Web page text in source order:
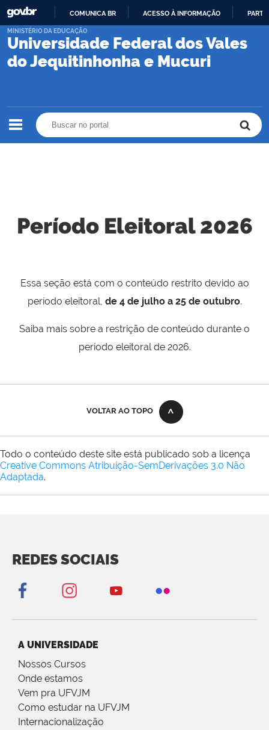
PARA
CONTEÚDO
COMUNICA BR ACESSO À INFORMAÇÃO
Universidade Federal dos Vales
do Jequitinhonha e Mucuri
MINISTÉRIO DA EDUCAÇÃO
Período Eleitoral 2026
Essa seção está com o conteúdo restrito devido ao
período eleitoral, de 4 de julho a 25 de outubro.
Saiba mais sobre a restrição de conteúdo durante o
período eleitoral de 2026.
VOLTAR AO TOPO
Todo o conteúdo deste site está publicado sob a licença
Creative Commons Atribuição-SemDerivações 3.0 Não
Adaptada.
REDES SOCIAIS
A UNIVERSIDADE
Nossos Cursos
Onde estamos
Vem pra UFVJM
Como estudar na UFVJM
Internacionalização